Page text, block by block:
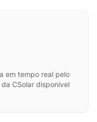
em tempo real pelo
CSolar disponível